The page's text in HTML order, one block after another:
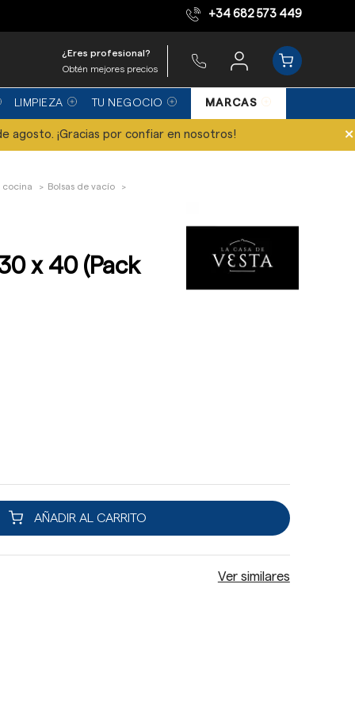
Equipo de expertos +34 682 573 449
¿Eres profesional?
Obtén mejores precios
LIMPIEZA TU NEGOCIO MARCAS
agosto. ¡Gracias por confiar en nosotros! ×
cocina Bolsas de vacío
x 40 (Pack
AÑADIR AL CARRITO
Ver similares